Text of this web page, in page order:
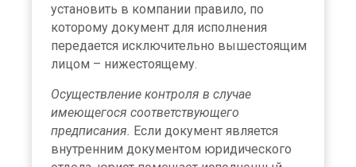
установить в компании правило, по
которому документ для исполнения
передается исключительно вышестоящим
лицом – нижестоящему.
Осуществление контроля в случае
имеющегося соответствующего
предписания. Если документ является
внутренним документом юридического